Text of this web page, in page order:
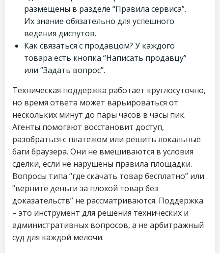
размещены в разделе “Правила сервиса”.
Их знание обязательно для успешного
ведения диспутов.
Как связаться с продавцом? У каждого
товара есть кнопка “Написать продавцу”
или “Задать вопрос”.
Техническая поддержка работает круглосуточно,
но время ответа может варьироваться от
нескольких минут до пары часов в часы пик.
Агенты помогают восстановит доступ,
разобраться с платежом или решить локальные
баги браузера. Они не вмешиваются в условия
сделки, если не нарушены правила площадки.
Вопросы типа “где скачать товар бесплатно” или
“верните деньги за плохой товар без
доказательств” не рассматриваются. Поддержка
– это инструмент для решения технических и
административных вопросов, а не арбитражный
суд для каждой мелочи.